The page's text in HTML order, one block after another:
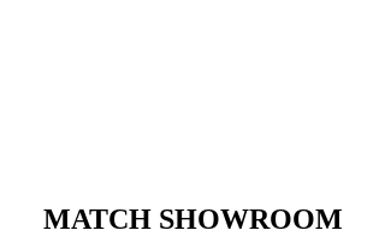
MATCH SHOWROOM